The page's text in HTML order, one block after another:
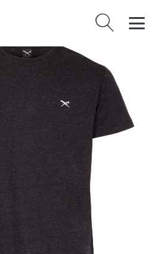
Vyhledávání
Tričko 'Retain' Iriedaily černá